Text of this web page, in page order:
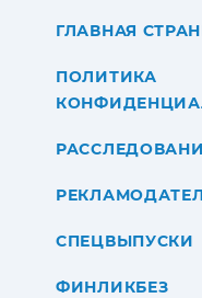
ГЛАВНАЯ
ПОЛИТИКА
СПЕЦВЫПУСКИ
ФИНЛИКБЕЗ